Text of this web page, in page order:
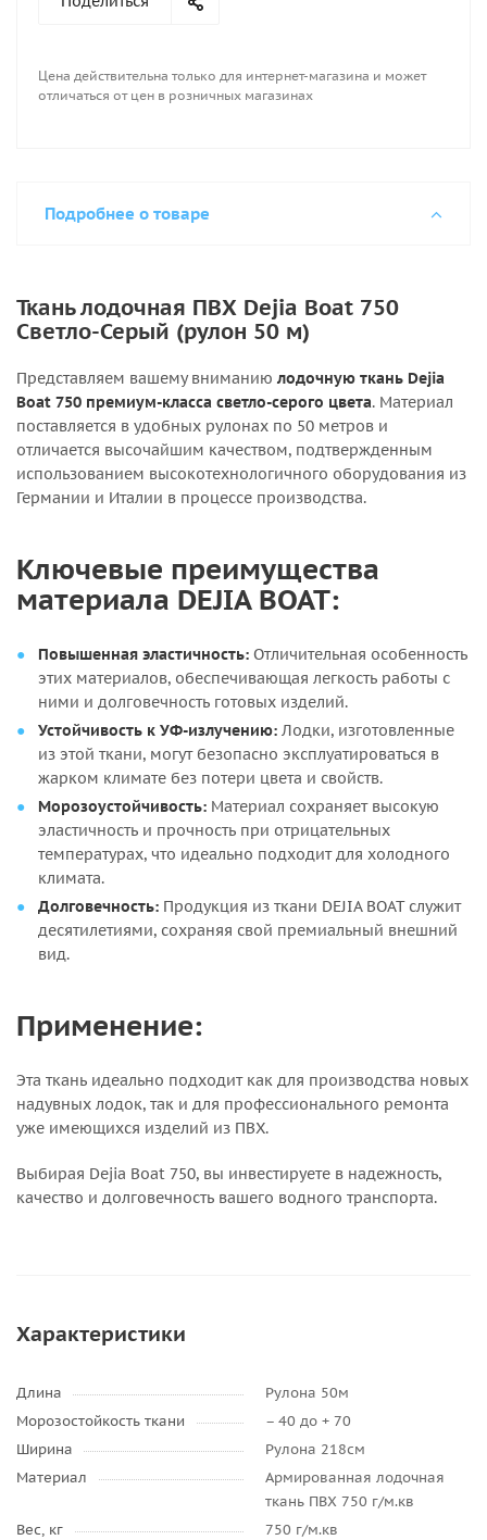
Цена действительна только для интернет-магазина и может
отличаться от цен в розничных магазинах
Подробнее о товаре
Ткань лодочная ПВХ Dejia Boat 750
Светло-Серый (рулон 50 м)
Представляем вашему вниманию лодочную ткань Dejia
Boat 750 премиум-класса светло-серого цвета. Материал
поставляется в удобных рулонах по 50 метров и
отличается высочайшим качеством, подтвержденным
использованием высокотехнологичного оборудования из
Германии и Италии в процессе производства.
Ключевые преимущества
материала DEJIA BOAT:
Повышенная эластичность: Отличительная особенность
этих материалов, обеспечивающая легкость работы с
ними и долговечность готовых изделий.
Устойчивость к УФ-излучению: Лодки, изготовленные
из этой ткани, могут безопасно эксплуатироваться в
жарком климате без потери цвета и свойств.
Морозоустойчивость: Материал сохраняет высокую
эластичность и прочность при отрицательных
температурах, что идеально подходит для холодного
климата.
Долговечность: Продукция из ткани DEJIA BOAT служит
десятилетиями, сохраняя свой премиальный внешний
вид.
Применение:
Эта ткань идеально подходит как для производства новых
надувных лодок, так и для профессионального ремонта
уже имеющихся изделий из ПВХ.
Выбирая Dejia Boat 750, вы инвестируете в надежность,
качество и долговечность вашего водного транспорта.
Характеристики
Длина
Рулона 50м
Морозостойкость ткани
– 40 до + 70
Ширина
Рулона 218см
Материал
Армированная лодочная
ткань ПВХ 750 г/м.кв
Вес, кг
750 г/м.кв